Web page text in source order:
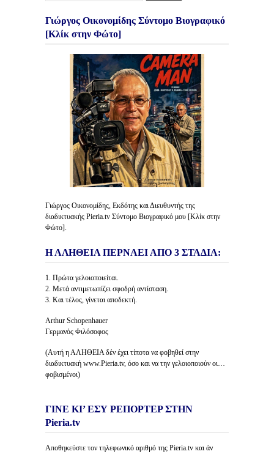
Γιώργος Οικονομίδης Σύντομο Βιογραφικό
[Κλίκ στην Φώτο]
Γιώργος Οικονομίδης, Εκδότης και Διευθυντής της
διαδικτυακής Pieria.tv Σύντομο Βιογραφικό μου [Κλίκ στην
Φώτο].
Η ΑΛΗΘΕΙΑ ΠΕΡΝΑΕΙ ΑΠΟ 3 ΣΤΑΔΙΑ:
1. Πρώτα γελοιοποιείται.
2. Μετά αντιμετωπίζει σφοδρή αντίσταση.
3. Και τέλος, γίνεται αποδεκτή.
Arthur Schopenhauer
Γερμανός Φιλόσοφος
(Αυτή η ΑΛΗΘΕΙΑ δέν έχει τίποτα να φοβηθεί στην
διαδικτυακή www.Pieria.tv, όσο και να την γελοιοποιούν οι…
φοβισμένοι)
ΓΙΝΕ ΚΙ’ ΕΣΥ ΡΕΠΟΡΤΕΡ ΣΤΗΝ
Pieria.tv
Αποθηκεύστε τον τηλεφωνικό αριθμό της Pieria.tv και άν